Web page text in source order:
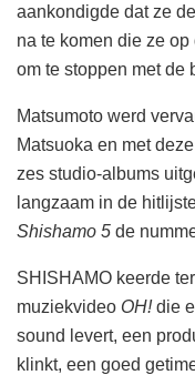
aankondigde dat ze
na te komen die ze
om te stoppen met de
Matsumoto werd
Matsuoka en met
zes studio-albums
langzaam in de
Shishamo 5 de
SHISHAMO keerde
muziekvideo OH!die
sound levert, een
klinkt, een goed